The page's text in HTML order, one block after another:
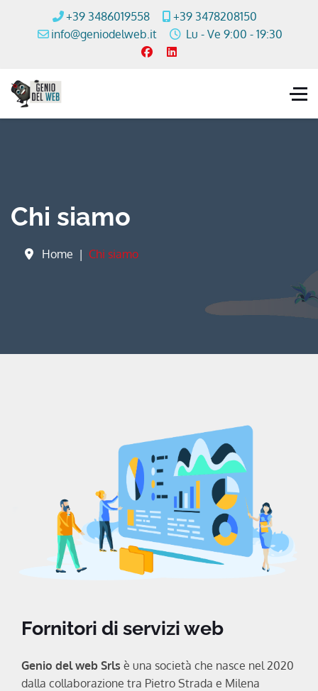
+39 3486019558
+39 3478208150
info@geniodelweb.it
Lu - Ve 9:00 - 19:30
Chi siamo
Home Chi siamo
Fornitori di servizi web
Genio del web Srls è una società che nasce nel 2020
dalla collaborazione tra Pietro Strada e Milena